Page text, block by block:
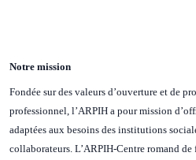
Notre mission
Fondée sur des valeurs d’ouverture et de
professionnel, l’ARPIH a pour mission
adaptées aux besoins des institutions
collaborateurs. L’ARPIH-Centre romand